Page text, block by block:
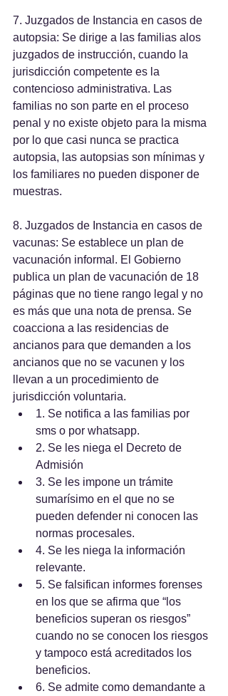
7. Juzgados de Instancia en casos de
autopsia: Se dirige a las familias alos
juzgados de instrucción, cuando la
jurisdicción competente es la
contencioso administrativa. Las
familias no son parte en el proceso
penal y no existe objeto para la misma
por lo que casi nunca se practica
autopsia, las autopsias son mínimas y
los familiares no pueden disponer de
muestras.
8. Juzgados de Instancia en casos de
vacunas: Se establece un plan de
vacunación informal. El Gobierno
publica un plan de vacunación de 18
páginas que no tiene rango legal y no
es más que una nota de prensa. Se
coacciona a las residencias de
ancianos para que demanden a los
ancianos que no se vacunen y los
llevan a un procedimiento de
jurisdicción voluntaria.
1. Se notifica a las familias por
sms o por whatsapp.
2. Se les niega el Decreto de
Admisión
3. Se les impone un trámite
sumarísimo en el que no se
pueden defender ni conocen las
normas procesales.
4. Se les niega la información
relevante.
5. Se falsifican informes forenses
en los que se afirma que “los
beneficios superan os riesgos”
cuando no se conocen los riesgos
y tampoco está acreditados los
beneficios.
6. Se admite como demandante a